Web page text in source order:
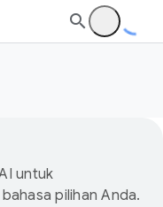
untuk
pilihan Anda.